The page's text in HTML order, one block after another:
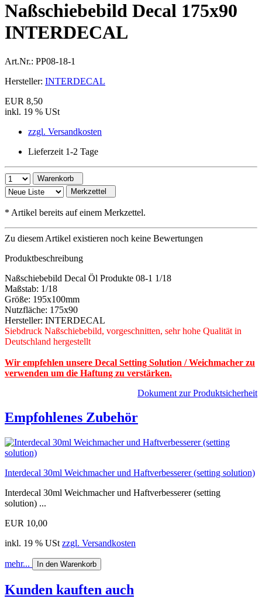
Naßschiebebild Decal 175x90
INTERDECAL
Art.Nr.: PP08-18-1
Hersteller: INTERDECAL
EUR 8,50
inkl. 19 % USt
zzgl. Versandkosten
Lieferzeit 1-2 Tage
Warenkorb
Merkzettel
* Artikel bereits auf einem Merkzettel.
Zu diesem Artikel existieren noch keine Bewertungen
Produktbeschreibung
Naßschiebebild Decal Öl Produkte 08-1 1/18
Maßstab: 1/18
Größe: 195x100mm
Nutzfläche: 175x90
Hersteller: INTERDECAL
Siebdruck Naßschiebebild, vorgeschnitten, sehr hohe Qualität in
Deutschland hergestellt
Wir empfehlen unsere Decal Setting Solution / Weichmacher zu
verwenden um die Haftung zu verstärken.
Dokument zur Produktsicherheit
Empfohlenes Zubehör
Interdecal 30ml Weichmacher und Haftverbesserer (setting solution)
Interdecal 30ml Weichmacher und Haftverbesserer (setting
solution) ...
EUR 10,00
inkl. 19 % USt zzgl. Versandkosten
mehr... In den Warenkorb
Kunden kauften auch